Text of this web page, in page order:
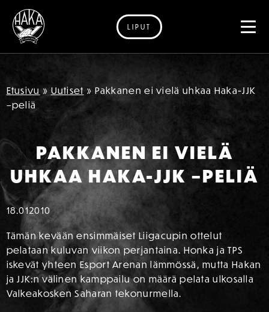
Siirry sisältöön
LIPUT
Etusivu » Uutiset » Pakkanen ei vielä uhkaa Haka-JJK
–peliä
PAKKANEN EI VIELÄ
UHKAA HAKA-JJK –PELIÄ
18.012010
Tämän kevään ensimmäiset Liigacupin ottelut
pelataan kuluvan viikon perjantaina. Honka ja TPS
iskevät yhteen Esport Arenan lämmössä, mutta Hakan
ja JJK:n välinen kamppailu on määrä pelata ulkosalla
Valkeakosken Saharan tekonurmella.